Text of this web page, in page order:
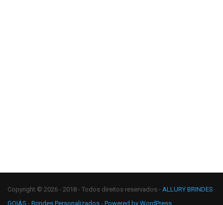
Copyright © 2026 - 2018 - Todos direitos reservados - ALLURY BRINDES
GOIÁS - Brindes Personalizados - Powered by WordPress